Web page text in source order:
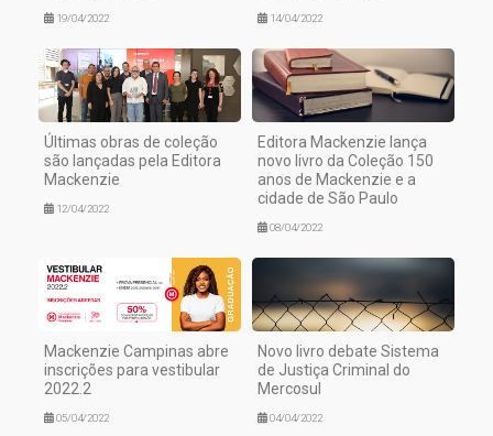
19/04/2022 14/04/2022
Últimas obras de coleção
são lançadas pela Editora
Mackenzie
12/04/2022
Editora Mackenzie lança
novo livro da Coleção 150
anos de Mackenzie e a
cidade de São Paulo
08/04/2022
Mackenzie Campinas abre
inscrições para vestibular
2022.2
05/04/2022
Novo livro debate Sistema
de Justiça Criminal do
Mercosul
04/04/2022